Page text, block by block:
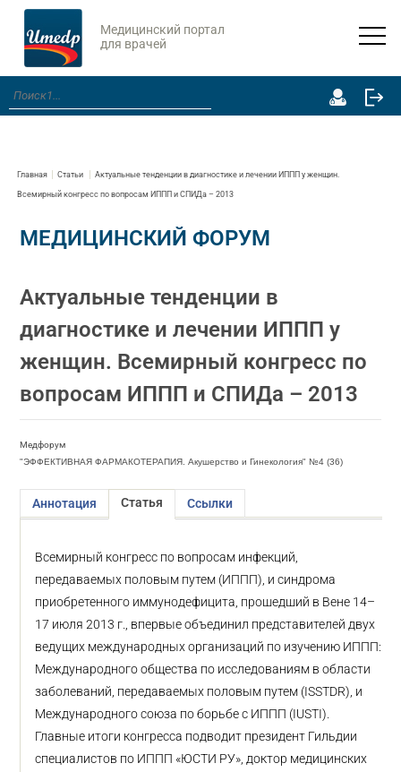
Медицинский портал
для врачей
Главная Статьи Актуальные тенденции в диагностике и лечении ИППП у женщин.
Всемирный конгресс по вопросам ИППП и СПИДа – 2013
МЕДИЦИНСКИЙ ФОРУМ
Актуальные тенденции в
диагностике и лечении ИППП у
женщин. Всемирный конгресс по
вопросам ИППП и СПИДа – 2013
Медфорум
"ЭФФЕКТИВНАЯ ФАРМАКОТЕРАПИЯ. Акушерство и Гинекология" №4 (36)
Аннотация Статья Ссылки
Всемирный конгресс по вопросам инфекций,
передаваемых половым путем (ИППП), и синдрома
приобретенного иммунодефицита, прошедший в Вене 14–
17 июля 2013 г., впервые объединил представителей двух
ведущих международных организаций по изучению ИППП:
Международного общества по исследованиям в области
заболеваний, передаваемых половым путем (ISSTDR), и
Международного союза по борьбе с ИППП (IUSTI).
Главные итоги конгресса подводит президент Гильдии
специалистов по ИППП «ЮСТИ РУ», доктор медицинских